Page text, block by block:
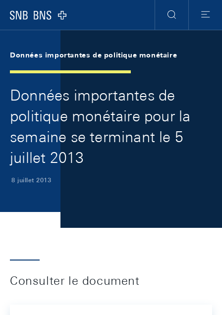
Logo
RechercheMenu
Données importantes de politique monétaire
Données importantes de
politique monétaire pour la
semaine se terminant le 5
juillet 2013
8 juillet 2013
Consulter le document